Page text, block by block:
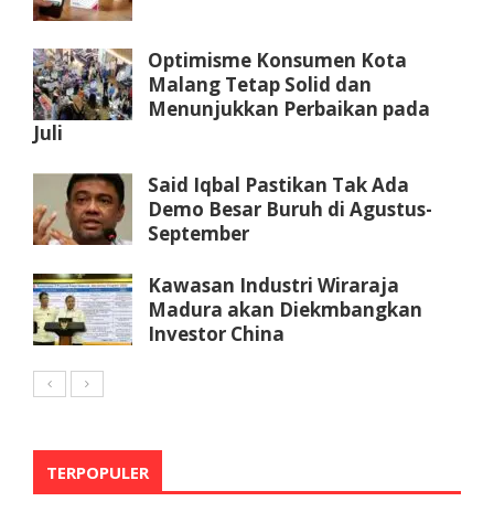
Optimisme Konsumen Kota
Malang Tetap Solid dan
Menunjukkan Perbaikan pada
Juli
Said Iqbal Pastikan Tak Ada
Demo Besar Buruh di Agustus-
September
Kawasan Industri Wiraraja
Madura akan Diekmbangkan
Investor China
TERPOPULER